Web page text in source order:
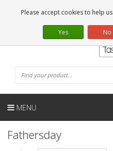
EN
MENU
Fathersday
Please accept cookies to help
Yes No